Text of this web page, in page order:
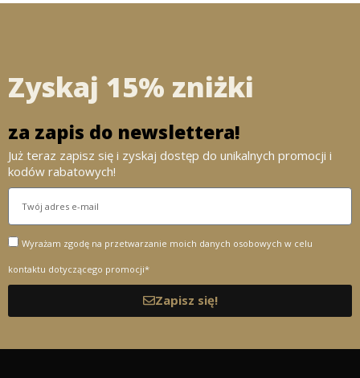
Zyskaj 15% zniżki
za zapis do newslettera!
Już teraz zapisz się i zyskaj dostęp do unikalnych promocji i
kodów rabatowych!
Wyrażam zgodę na przetwarzanie moich danych osobowych w celu
kontaktu dotyczącego promocji*
Zapisz się!